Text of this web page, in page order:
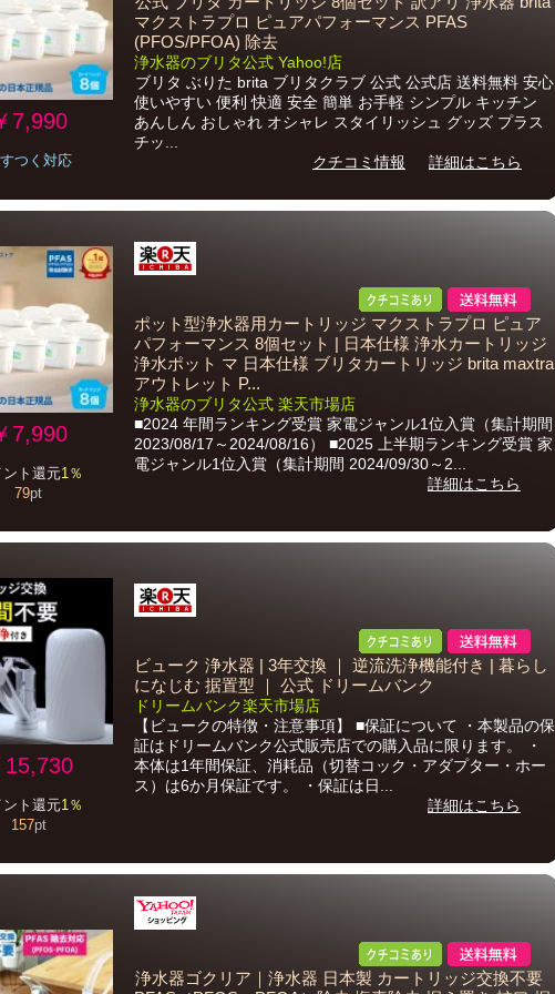
7,990
つく対応
マクストラプロ ピュアパフォーマンス PFAS
(PFOS/PFOA) 除去
浄水器のブリタ公式 Yahoo!店
ブリタ ぶりた brita ブリタクラブ 公式 公式店 送料無料 安心
使いやすい 便利 快適 安全 簡単 お手軽 シンプル キッチン
あんしん おしゃれ オシャレ スタイリッシュ グッズ プラス
チッ...
クチコミ情報
詳細はこちら
7,990
ト還元1％
79pt
ポット型浄水器用カートリッジ マクストラプロ ピュア
パフォーマンス 8個セット | 日本仕様 浄水カートリッジ
浄水ポット マ 日本仕様 ブリタカートリッジ brita maxtra
アウトレット P...
浄水器のブリタ公式 楽天市場店
■2024 年間ランキング受賞 家電ジャンル1位入賞（集計期間
2023/08/17～2024/08/16） ■2025 上半期ランキング受賞 家
電ジャンル1位入賞（集計期間 2024/09/30～2...
詳細はこちら
15,730
ト還元1％
157pt
ビューク 浄水器 | 3年交換 ｜ 逆流洗浄機能付き | 暮らし
になじむ 据置型 ｜ 公式 ドリームバンク
ドリームバンク楽天市場店
【ビュークの特徴・注意事項】 ■保証について ・本製品の保
証はドリームバンク公式販売店での購入品に限ります。 ・
本体は1年間保証、消耗品（切替コック・アダプター・ホー
ス）は6か月保証です。 ・保証は日...
詳細はこちら
浄水器ゴクリア｜浄水器 日本製 カートリッジ交換不要